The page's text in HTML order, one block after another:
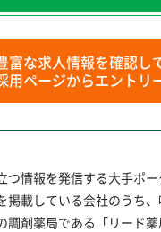
富な求人情報を確認し
用ページからエントリ
つ情報を発信する大手ポ
掲載している会社のうち、
調剤薬局である「リード